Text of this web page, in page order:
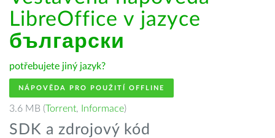
LibreOffice v jazyce
български
potřebujete jiný jazyk?
NÁPOVĚDA PRO POUŽITÍ OFFLINE
3.6 MB (Torrent, Informace)
SDK a zdrojový kód